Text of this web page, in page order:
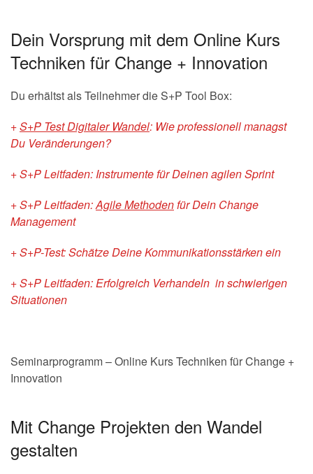
Dein Vorsprung mit dem Online Kurs
Techniken für Change + Innovation
Du erhältst als Teilnehmer die S+P Tool Box:
+S+P Test Digitaler Wandel: Wie professionell managst
Du Veränderungen?
+ S+P Leitfaden: Instrumente für Deinen agilen Sprint
+ S+P Leitfaden:Agile Methodenfür Dein Change
Management
+ S+P-Test: Schätze Deine Kommunikationsstärken ein
+ S+P Leitfaden: Erfolgreich Verhandeln in schwierigen
Situationen
Seminarprogramm – Online Kurs Techniken für Change +
Innovation
Mit Change Projekten den Wandel
gestalten